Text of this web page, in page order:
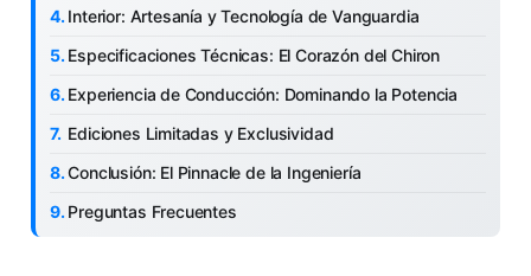
Interior: Artesanía y Tecnología de Vanguardia
Especificaciones Técnicas: El Corazón del Chiron
Experiencia de Conducción: Dominando la Potencia
Ediciones Limitadas y Exclusividad
Conclusión: El Pinnacle de la Ingeniería
Preguntas Frecuentes